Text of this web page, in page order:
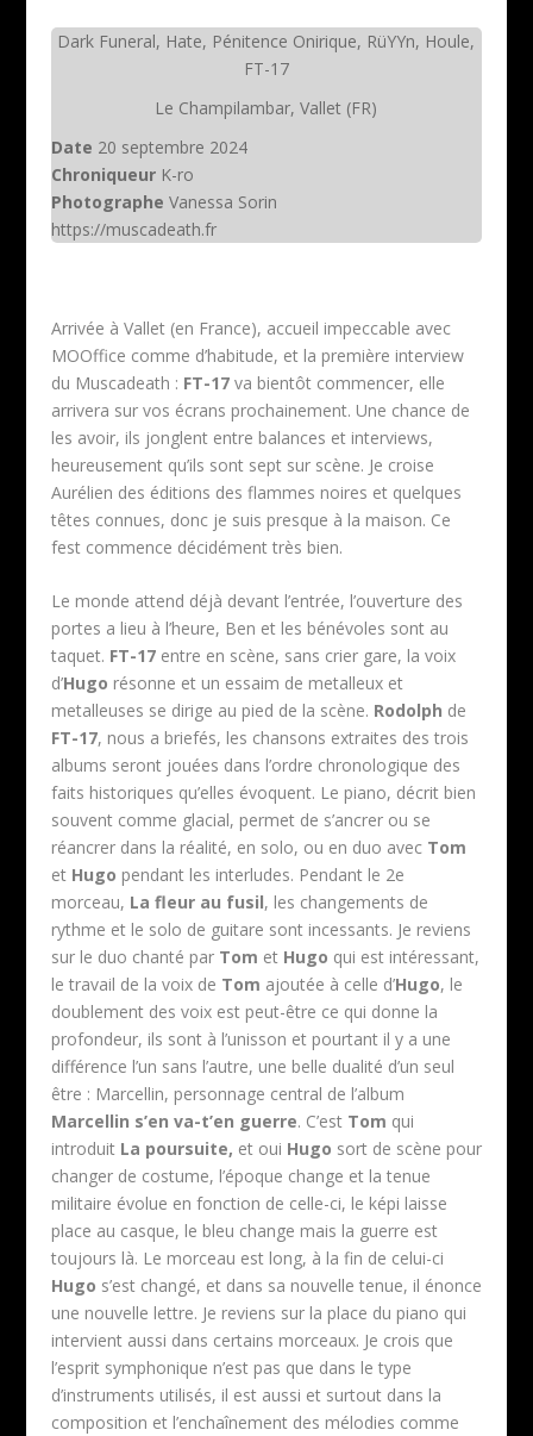
Dark Funeral, Hate, Pénitence Onirique, RüYYn, Houle,
FT-17
Le Champilambar, Vallet (FR)
Date 20 septembre 2024
ChroniqueurK-ro
Photographe Vanessa Sorin
https://muscadeath.fr
Arrivée à Vallet (en France), accueil impeccable avec
MOOffice comme d’habitude, et la première interview
du Muscadeath : FT-17va bientôt commencer, elle
arrivera sur vos écrans prochainement. Une chance de
les avoir, ils jonglent entre balances et interviews,
heureusement qu’ils sont sept sur scène. Je croise
Aurélien des éditions des flammes noires et quelques
têtes connues, donc je suis presque à la maison. Ce
fest commence décidément très bien.
Le monde attend déjà devant l’entrée, l’ouverture des
portes a lieu à l’heure, Ben et les bénévoles sont au
taquet. FT-17entre en scène, sans crier gare, la voix
d’Hugo résonne et un essaim de metalleux et
metalleuses se dirige au pied de la scène. Rodolph de
FT-17, nous a briefés, les chansons extraites des trois
albums seront jouées dans l’ordre chronologique des
faits historiques qu’elles évoquent. Le piano, décrit bien
souvent comme glacial, permet de s’ancrer ou se
réancrer dans la réalité, en solo, ou en duo avec Tom
et Hugo pendant les interludes. Pendant le 2e
morceau, La fleur au fusil, les changements de
rythme et le solo de guitare sont incessants. Je reviens
sur le duo chanté par Tom et Hugo qui est intéressant,
le travail de la voix de Tom ajoutée à celle d’Hugo, le
doublement des voix est peut-être ce qui donne la
profondeur, ils sont à l’unisson et pourtant il y a une
différence l’un sans l’autre, une belle dualité d’un seul
être : Marcellin, personnage central de l’album
Marcellin s’en va​-​t’​en guerre. C’est Tom qui
introduit La poursuite, et oui Hugo sort de scène pour
changer de costume, l’époque change et la tenue
militaire évolue en fonction de celle-ci, le képi laisse
place au casque, le bleu change mais la guerre est
toujours là. Le morceau est long, à la fin de celui-ci
Hugo s’est changé, et dans sa nouvelle tenue, il énonce
une nouvelle lettre. Je reviens sur la place du piano qui
intervient aussi dans certains morceaux. Je crois que
l’esprit symphonique n’est pas que dans le type
d’instruments utilisés, il est aussi et surtout dans la
composition et l’enchaînement des mélodies comme